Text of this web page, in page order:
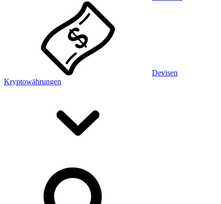
Devisen
Kryptowährungen